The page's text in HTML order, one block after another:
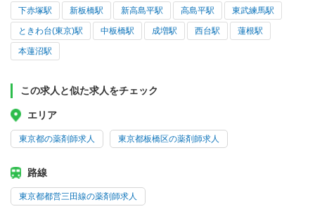
下赤塚駅 新板橋駅 新高島平駅 高島平駅 東武練馬駅
ときわ台(東京)駅 中板橋駅 成増駅 西台駅 蓮根駅
本蓮沼駅
この求人と似た求人をチェック
エリア
東京都の薬剤師求人 東京都板橋区の薬剤師求人
路線
東京都都営三田線の薬剤師求人